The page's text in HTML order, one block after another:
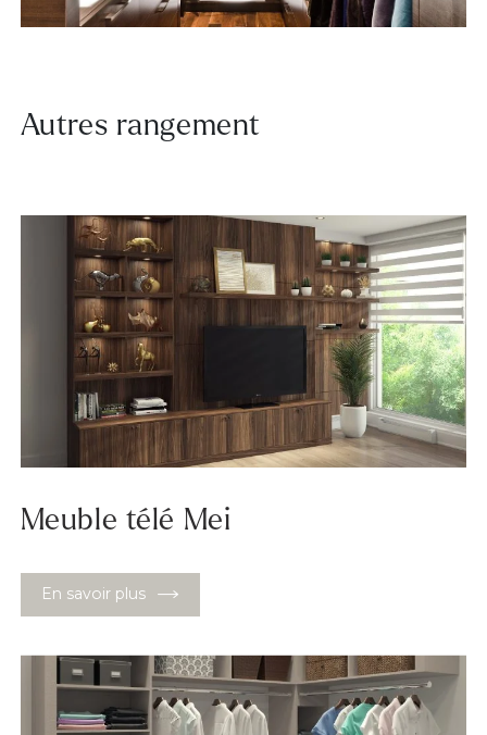
Autres rangement
Meuble télé Mei
En savoir plus